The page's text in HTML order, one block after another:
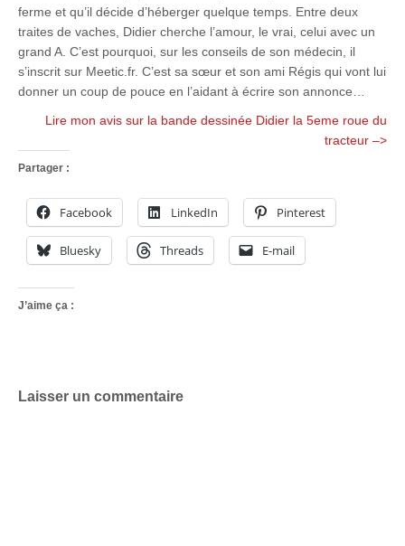
ferme et qu’il décide d’héberger quelque temps. Entre deux
traites de vaches, Didier cherche l’amour, le vrai, celui avec un
grand A. C’est pourquoi, sur les conseils de son médecin, il
s’inscrit sur Meetic.fr. C’est sa sœur et son ami Régis qui vont lui
donner un coup de pouce en l’aidant à écrire son annonce…
Lire mon avis sur la bande dessinée Didier la 5eme roue du
tracteur –>
Partager :
Facebook LinkedIn Pinterest
Bluesky Threads E-mail
J’aime ça :
Laisser un commentaire